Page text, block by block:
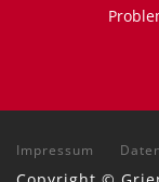
Impressum